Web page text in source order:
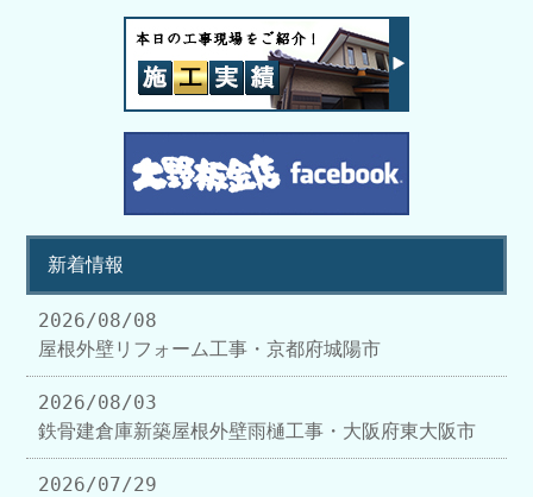
新着情報
2026/08/08
屋根外壁リフォーム工事・京都府城陽市
2026/08/03
鉄骨建倉庫新築屋根外壁雨樋工事・大阪府東大阪市
2026/07/29